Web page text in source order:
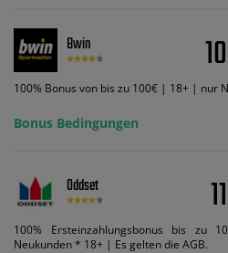
Wett-Credits aus. Es gelten die AGB,
Code VIPANGEBOT kann während der
ändert dies den Angebotsbetrag in
Bwin
100% Bonus von bis zu 100€ | 18+ | nur
Bonus Bedingungen
Oddset
100% Ersteinzahlungsbonus bis
Neukunden * 18+ | Es gelten die AGB.